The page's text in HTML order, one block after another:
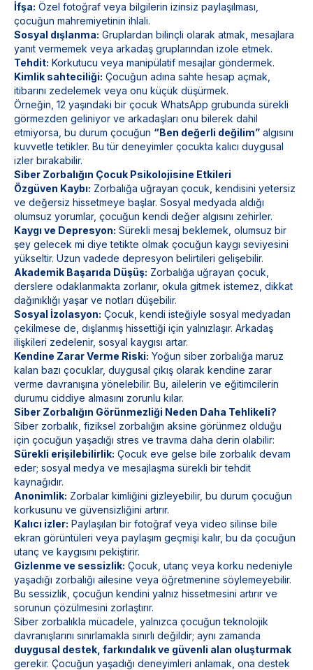
İfşa: Özel fotoğraf veya bilgilerin izinsiz paylaşılması,
çocuğun mahremiyetinin ihlali.
Sosyal dışlanma: Gruplardan bilinçli olarak atmak, mesajlara
yanıt vermemek veya arkadaş gruplarından izole etmek.
Tehdit: Korkutucu veya manipülatif mesajlar göndermek.
Kimlik sahteciliği: Çocuğun adına sahte hesap açmak,
itibarını zedelemek veya onu küçük düşürmek.
Örneğin, 12 yaşındaki bir çocuk WhatsApp grubunda sürekli
görmezden geliniyor ve arkadaşları onu bilerek dahil
etmiyorsa, bu durum çocuğun “Ben değerli değilim” algısını
kuvvetle tetikler. Bu tür deneyimler çocukta kalıcı duygusal
izler bırakabilir.
Siber Zorbalığın Çocuk Psikolojisine Etkileri
Özgüven Kaybı: Zorbalığa uğrayan çocuk, kendisini yetersiz
ve değersiz hissetmeye başlar. Sosyal medyada aldığı
olumsuz yorumlar, çocuğun kendi değer algısını zehirler.
Kaygı ve Depresyon: Sürekli mesaj beklemek, olumsuz bir
şey gelecek mi diye tetikte olmak çocuğun kaygı seviyesini
yükseltir. Uzun vadede depresyon belirtileri gelişebilir.
Akademik Başarıda Düşüş: Zorbalığa uğrayan çocuk,
derslere odaklanmakta zorlanır, okula gitmek istemez, dikkat
dağınıklığı yaşar ve notları düşebilir.
Sosyal İzolasyon: Çocuk, kendi isteğiyle sosyal medyadan
çekilmese de, dışlanmış hissettiği için yalnızlaşır. Arkadaş
ilişkileri zedelenir, sosyal kaygısı artar.
Kendine Zarar Verme Riski: Yoğun siber zorbalığa maruz
kalan bazı çocuklar, duygusal çıkış olarak kendine zarar
verme davranışına yönelebilir. Bu, ailelerin ve eğitimcilerin
durumu ciddiye almasını zorunlu kılar.
Siber Zorbalığın Görünmezliği Neden Daha Tehlikeli?
Siber zorbalık, fiziksel zorbalığın aksine görünmez olduğu
için çocuğun yaşadığı stres ve travma daha derin olabilir:
Sürekli erişilebilirlik: Çocuk eve gelse bile zorbalık devam
eder; sosyal medya ve mesajlaşma sürekli bir tehdit
kaynağıdır.
Anonimlik: Zorbalar kimliğini gizleyebilir, bu durum çocuğun
korkusunu ve güvensizliğini artırır.
Kalıcı izler: Paylaşılan bir fotoğraf veya video silinse bile
ekran görüntüleri veya paylaşım geçmişi kalır, bu da çocuğun
utanç ve kaygısını pekiştirir.
Gizlenme ve sessizlik: Çocuk, utanç veya korku nedeniyle
yaşadığı zorbalığı ailesine veya öğretmenine söylemeyebilir.
Bu sessizlik, çocuğun kendini yalnız hissetmesini artırır ve
sorunun çözülmesini zorlaştırır.
Siber zorbalıkla mücadele, yalnızca çocuğun teknolojik
davranışlarını sınırlamakla sınırlı değildir; aynı zamanda
duygusal destek, farkındalık ve güvenli alan oluşturmak
gerekir. Çocuğun yaşadığı deneyimleri anlamak, ona destek